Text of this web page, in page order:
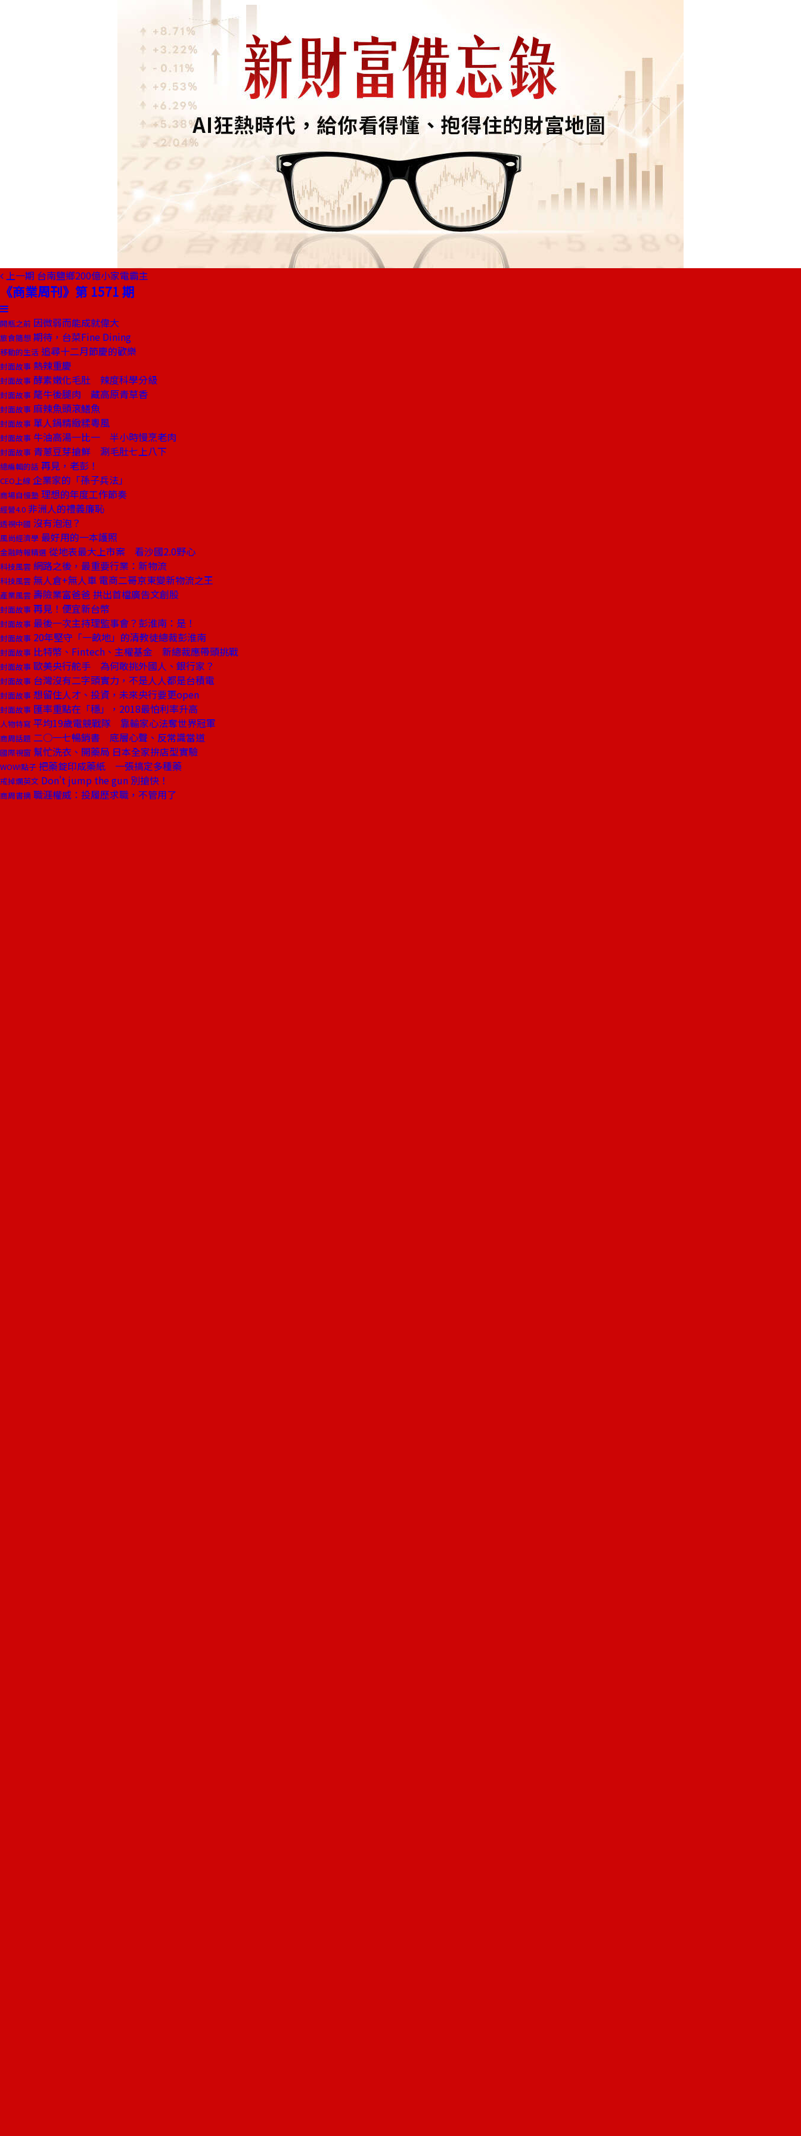
上一期 台南鹽鄉200億小家電霸主
《商業周刊》第 1571 期
開瓶之前 因微弱而能成就偉大
旅食隨想 期待，台菜Fine Dining
移動的生活 追尋十二月節慶的歡樂
封面故事 熱辣重慶
封面故事 酵素嫩化毛肚 辣度科學分級
封面故事 氂牛後腿肉 藏高原青草香
封面故事 麻辣魚頭滾鱔魚
封面故事 單人鍋精緻糅粵風
封面故事 牛油高湯一比一 半小時慢烹老肉
封面故事 青蔥豆芽搶鮮 涮毛肚七上八下
總編輯的話 再見，老彭！
CEO上線 企業家的「孫子兵法」
商場自慢塾 理想的年度工作節奏
經營4.0 非洲人的禮義廉恥
透視中國 沒有泡泡？
風尚經濟學 最好用的一本護照
金融時報精選 從地表最大上市案 看沙國2.0野心
科技風雲 網路之後，最重要行業：新物流
科技風雲 無人倉+無人車 電商二哥京東變新物流之王
產業風雲 壽險業富爸爸 拱出首檔廣告文創股
封面故事 再見！便宜新台幣
封面故事 最後一次主持理監事會？彭淮南：是！
封面故事 20年堅守「一畝地」的清教徒總裁彭淮南
封面故事 比特幣、Fintech、主權基金 新總裁應帶頭挑戰
封面故事 歐美央行舵手 為何敢挑外國人、銀行家？
封面故事 台灣沒有二字頭實力，不是人人都是台積電
封面故事 想留住人才、投資，未來央行要更open
封面故事 匯率重點在「穩」，2018最怕利率升高
人物特寫 平均19歲電競戰隊 靠輸家心法奪世界冠軍
商周話題 二○一七暢銷書 底層心聲、反常識當道
國際視窗 幫忙洗衣、開藥局 日本全家拚店型實驗
WOW!點子 把藥錠印成藥紙 一張搞定多種藥
戒掉爛英文 Don't jump the gun 別搶快！
商周書摘 職涯權威：投履歷求職，不管用了